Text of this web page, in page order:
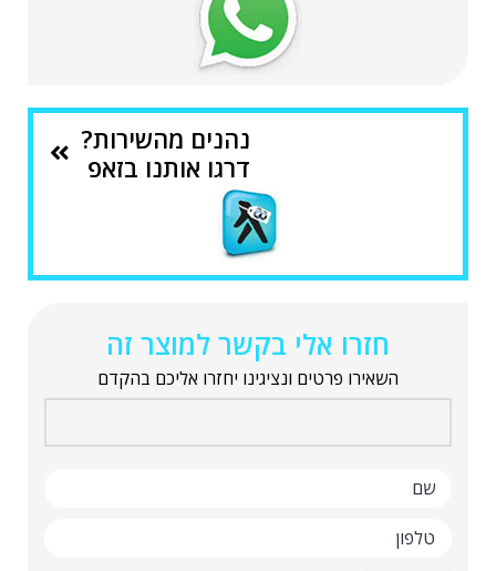
נהנים מהשירות?
דרגו אותנו בזאפ
חזרו אלי בקשר למוצר זה
השאירו פרטים ונציגינו יחזרו אליכם בהקדם